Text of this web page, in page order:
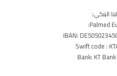
البنكي:
Palmed
IBAN:
Swift code :
Bank: KT